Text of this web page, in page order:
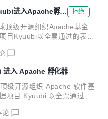
，推动云原生生产落地。 H
生 Hango中文名“函谷”，
的云原生API网关，提供了
限流、熔断、健康检查、安
昭示着它承载企业所有业务
断深入之下，作为微服务架
进入Apache孵化
拒绝
顶级开源组织Apache基金
目Kyuubi以全票通过的表
votes)和8个无约束性投票
展](https://oscimg.oschin
进展") K...
进入 Apache 孵化器
级开源组织 Apache 软件基
项目 Kyuubi 以全票通过的
votes)和 8 个无约
论